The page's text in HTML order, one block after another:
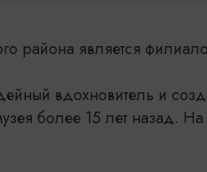
района является
вдохновитель и
более 15 лет назад.